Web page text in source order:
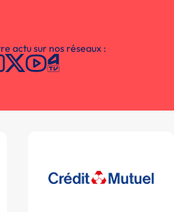
actu sur nos réseaux :